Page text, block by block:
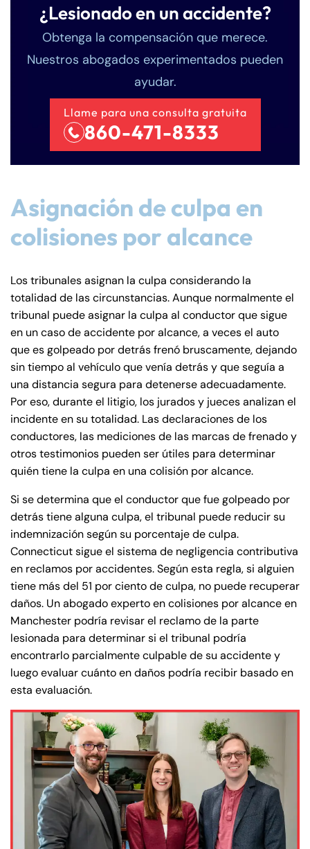
¿Lesionado en un accidente?
Obtenga la compensación que merece.
Nuestros abogados experimentados pueden
ayudar.
Llame para una consulta gratuita
860-471-8333
Asignación de culpa en
colisiones por alcance
Los tribunales asignan la culpa considerando la
totalidad de las circunstancias. Aunque normalmente el
tribunal puede asignar la culpa al conductor que sigue
en un caso de accidente por alcance, a veces el auto
que es golpeado por detrás frenó bruscamente, dejando
sin tiempo al vehículo que venía detrás y que seguía a
una distancia segura para detenerse adecuadamente.
Por eso, durante el litigio, los jurados y jueces analizan el
incidente en su totalidad. Las declaraciones de los
conductores, las mediciones de las marcas de frenado y
otros testimonios pueden ser útiles para determinar
quién tiene la culpa en una colisión por alcance.
Si se determina que el conductor que fue golpeado por
detrás tiene alguna culpa, el tribunal puede reducir su
indemnización según su porcentaje de culpa.
Connecticut sigue el sistema de negligencia contributiva
en reclamos por accidentes. Según esta regla, si alguien
tiene más del 51 por ciento de culpa, no puede recuperar
daños. Un abogado experto en colisiones por alcance en
Manchester podría revisar el reclamo de la parte
lesionada para determinar si el tribunal podría
encontrarlo parcialmente culpable de su accidente y
luego evaluar cuánto en daños podría recibir basado en
esta evaluación.